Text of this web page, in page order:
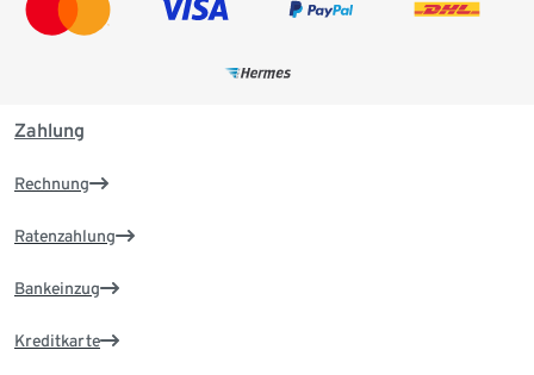
Zahlung
Rechnung
Ratenzahlung
Bankeinzug
Kreditkarte